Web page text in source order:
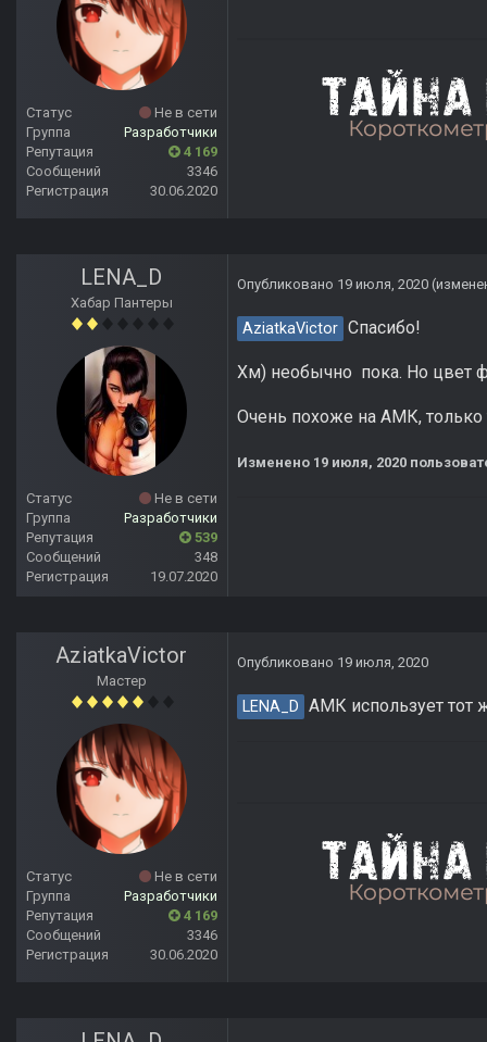
Статус
Не в сети
Группа
Разработчики
Репутация
4 169
Сообщений
3346
Регистрация
30.06.2020
LENA_D
Хабар Пантеры
Статус
Не в сети
Группа
Разработчики
Репутация
539
Сообщений
348
Регистрация
19.07.2020
Опубликовано 19 июля, 2020
AziatkaVictor Спасибо!
Хм) необычно пока. Но цвет
Очень похоже на АМК,
Изменено 19 июля, 2020
AziatkaVictor
Мастер
Статус
Не в сети
Группа
Разработчики
Репутация
4 169
Сообщений
3346
Регистрация
30.06.2020
Опубликовано 19 июля, 2020
LENA_D АМК использует тот